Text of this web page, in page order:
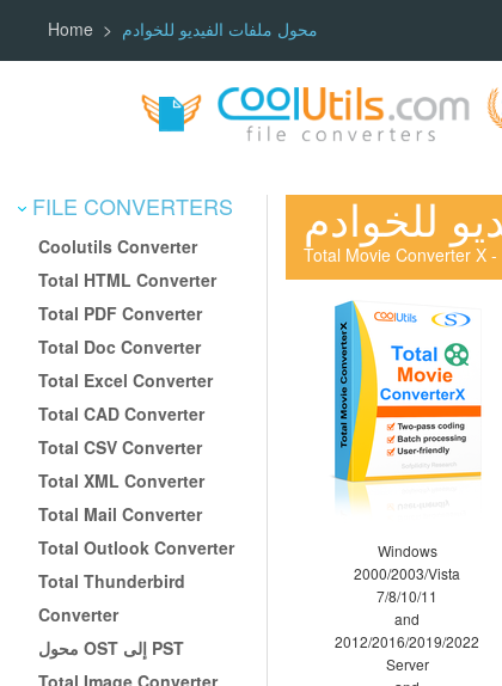
Home محول ملفات الفيديو للخوادم
FILE CONVERTERS
Coolutils Converter
Total HTML Converter
Total PDF Converter
Total Doc Converter
Total Excel Converter
Total CAD Converter
Total CSV Converter
Total XML Converter
Total Mail Converter
Total Outlook Converter
Total Thunderbird
Converter
محول OST إلى PST
Total Image Converter
للخوادم
Windows
2000/2003/Vista
7/8/10/11
and
2012/2016/2019/2022
Server